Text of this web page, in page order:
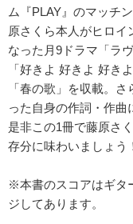
ム『PLAY』のマッチ
原さくら本人がヒロイ
なった月9ドラマ「ラ
「好きよ 好きよ 好き
「春の歌」を収載。
った自身の作詞・作曲
是非この1冊で藤原さ
存分に味わいましょう
※本書のスコアはギタ
ジしてあります。